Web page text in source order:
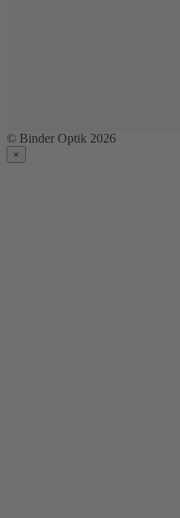
© Binder Optik 2026
×